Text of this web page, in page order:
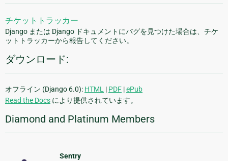
チケットトラッカー
Django または Django ドキュメントにバグを見つけた場合は、チケ
ットトラッカーから報告してください。
ダウンロード:
オフライン (Django 6.0): HTML | PDF |ePub
Read the Docs により提供されています。
Diamond and Platinum Members
Sentry